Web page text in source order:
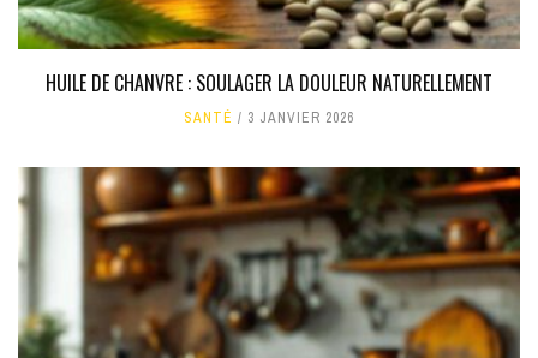
HUILE DE CHANVRE : SOULAGER LA DOULEUR NATURELLEMENT
SANTÉ 3 JANVIER 2026